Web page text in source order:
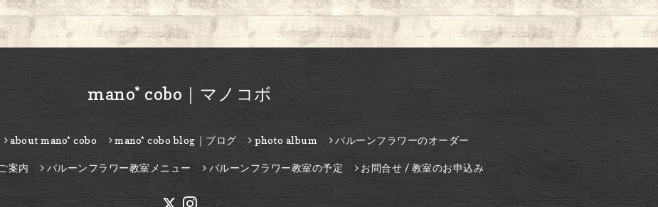
mano* cobo｜マノコボ
about mano* cobo mano* cobo blog｜ブログ photo album バルーンフラワーのオーダー
案内 バルーンフラワー教室メニュー バルーンフラワー教室の予定 お問合せ / 教室のお申込み